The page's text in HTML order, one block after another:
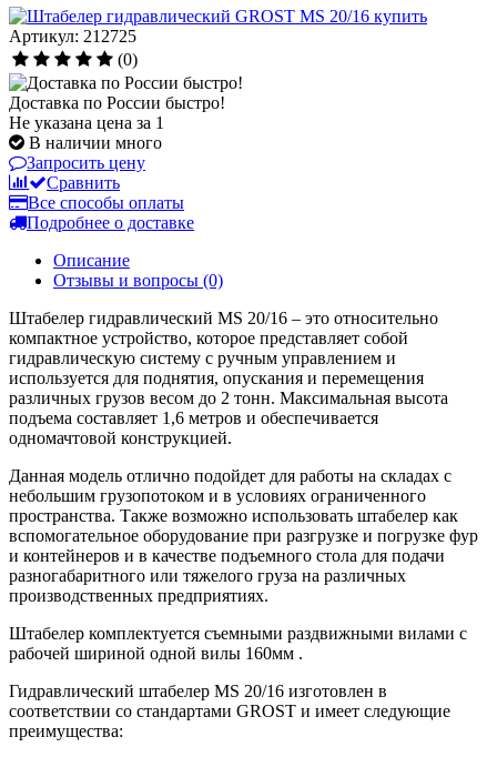
Артикул: 212725
(0)
Доставка по России быстро!
Не указана цена за 1
В наличии много
Запросить цену
Сравнить
Все способы оплаты
Подробнее о доставке
Описание
Отзывы и вопросы (0)
Штабелер гидравлический MS 20/16 – это относительно
компактное устройство, которое представляет собой
гидравлическую систему с ручным управлением и
используется для поднятия, опускания и перемещения
различных грузов весом до 2 тонн. Максимальная высота
подъема составляет 1,6 метров и обеспечивается
одномачтовой конструкцией.
Данная модель отлично подойдет для работы на складах с
небольшим грузопотоком и в условиях ограниченного
пространства. Также возможно использовать штабелер как
вспомогательное оборудование при разгрузке и погрузке фур
и контейнеров и в качестве подъемного стола для подачи
разногабаритного или тяжелого груза на различных
производственных предприятиях.
Штабелер комплектуется съемными раздвижными вилами с
рабочей шириной одной вилы 160мм .
Гидравлический штабелер MS 20/16 изготовлен в
соответствии со стандартами GROST и имеет следующие
преимущества: